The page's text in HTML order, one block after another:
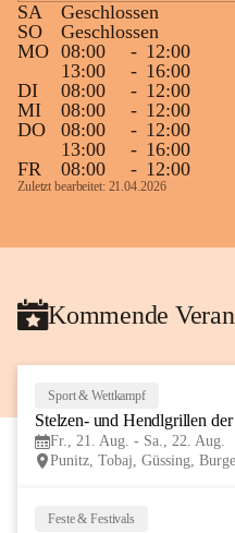
werden können.
Gleichzeitig möchten wir uns bei all
sehr herzlich bedanken, die bereits
tolle Bücher spendiert haben.
SA
Geschlossen
SO
Geschlossen
MO 08:00 - 12:00
13:00
- 16:00
DI
08:00 - 12:00
MI
08:00 - 12:00
DO
08:00 - 12:00
13:00
- 16:00
FR
08:00 - 12:00
Zuletzt bearbeitet: 21.04.2026
Kommende
Sport & Wettkampf
Stelzen- und Hendlgrillen
Fr., 21. Aug. - Sa., 22. Aug.
Punitz, Tobaj, Güssing,
Feste & Festivals